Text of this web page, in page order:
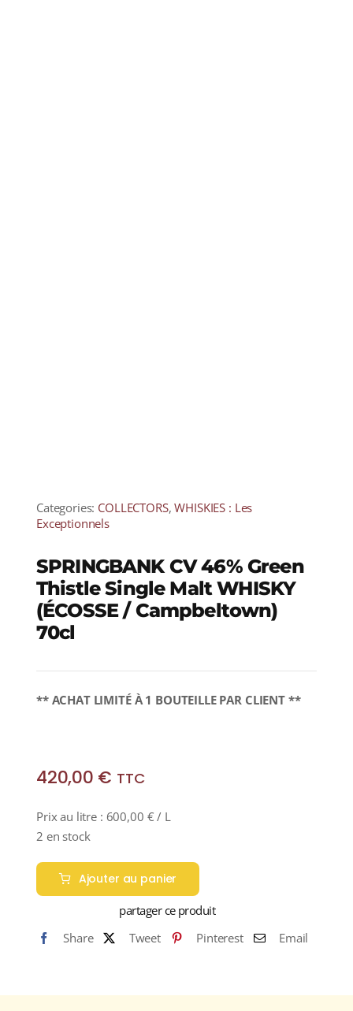
Categories: COLLECTORS,WHISKIES : Les
Exceptionnels
SPRINGBANK CV 46% Green
Thistle Single Malt WHISKY
(ÉCOSSE / Campbeltown)
70cl
** ACHAT LIMITÉ À 1 BOUTEILLE PAR CLIENT **
420,00 € TTC
Prix au litre : 600,00 € / L
2 en stock
Ajouter au panier
partager ce produit
Share
Tweet Pinterest Email